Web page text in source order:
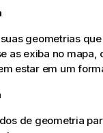
geometrias
as exiba no mapa,
estar em um
de geometria